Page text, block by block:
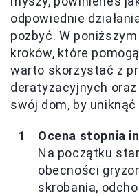
odpowiednie
pozbyć. W
kroków, które
warto skorzystać z
deratyzacyjnych
swój dom, by
Ocena stopnia
Na początku
obecności
skrobania,